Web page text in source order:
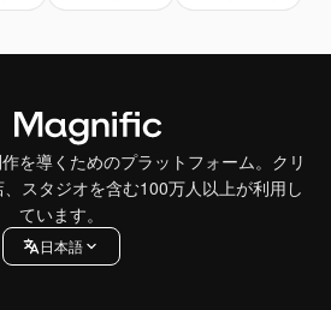
を導くためのプラットフォーム。クリ
スタジオを含む100万人以上が利用し
ています。
日本語